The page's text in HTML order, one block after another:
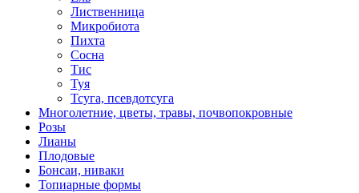
Лиственница
Микробиота
Пихта
Сосна
Тис
Туя
Тсуга, псевдотсуга
Многолетние, цветы, травы, почвопокровные
Розы
Лианы
Плодовые
Бонсаи, ниваки
Топиарные формы